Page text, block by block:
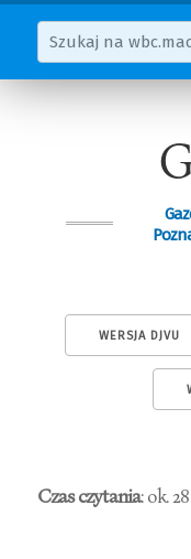
WERSJA DJVU
Czas czytania: ok.